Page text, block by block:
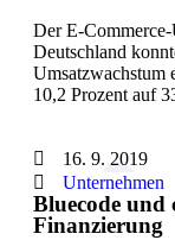
Der E-
Deutschland
Umsatzwachstum
10,2 Prozent auf
16. 9. 2019
Unternehmen
Bluecode und
Finanzierung